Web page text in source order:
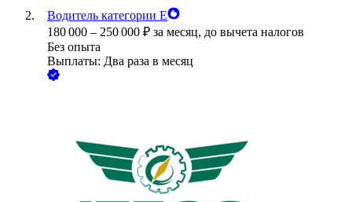
Водитель категории Е
180 000 – 250 000 ₽ за месяц, до вычета налогов
Без опыта
Выплаты: Два раза в месяц